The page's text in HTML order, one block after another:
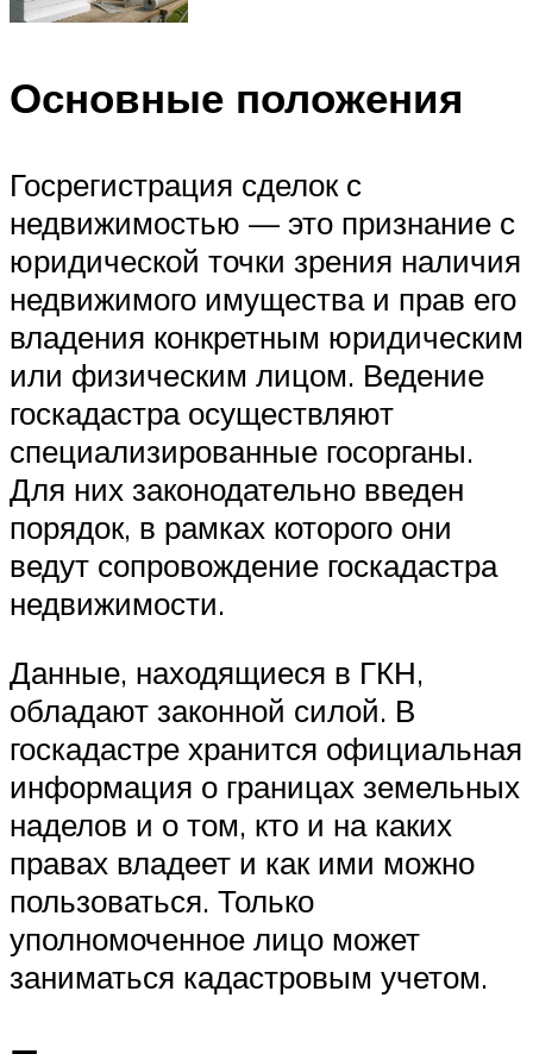
Основные положения
Госрегистрация сделок с
недвижимостью — это признание с
юридической точки зрения наличия
недвижимого имущества и прав его
владения конкретным юридическим
или физическим лицом. Ведение
госкадастра осуществляют
специализированные госорганы.
Для них законодательно введен
порядок, в рамках которого они
ведут сопровождение госкадастра
недвижимости.
Данные, находящиеся в ГКН,
обладают законной силой. В
госкадастре хранится официальная
информация о границах земельных
наделов и о том, кто и на каких
правах владеет и как ими можно
пользоваться. Только
уполномоченное лицо может
заниматься кадастровым учетом.